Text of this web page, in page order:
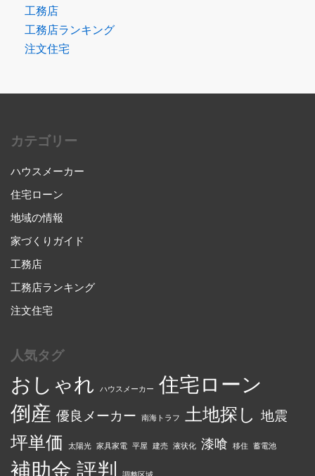
工務店
工務店ランキング
注文住宅
カテゴリー
ハウスメーカー
住宅ローン
地域の情報
家づくりガイド
工務店
工務店ランキング
注文住宅
人気タグ
おしゃれ ハウスメーカー
住宅ローン
倒産 優良メーカー 南海トラフ 土地探し 地震
坪単価 太陽光 家具家電 平屋 建売 液状化 漆喰 移住 蓄電池
補助金 評判